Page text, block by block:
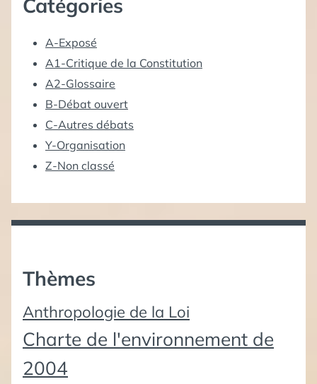
Catégories
A-Exposé
A1-Critique de la Constitution
A2-Glossaire
B-Débat ouvert
C-Autres débats
Y-Organisation
Z-Non classé
Thèmes
Anthropologie de la Loi
Charte de l'environnement de
2004